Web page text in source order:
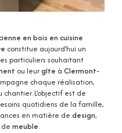
en bois en cuisine
constitue aujourd’hui un
particuliers souhaitant
ou leurgîte à Clermont-
chaque réalisation,
L’objectif est de
quotidiens de la famille,
en matière de design,
meuble.